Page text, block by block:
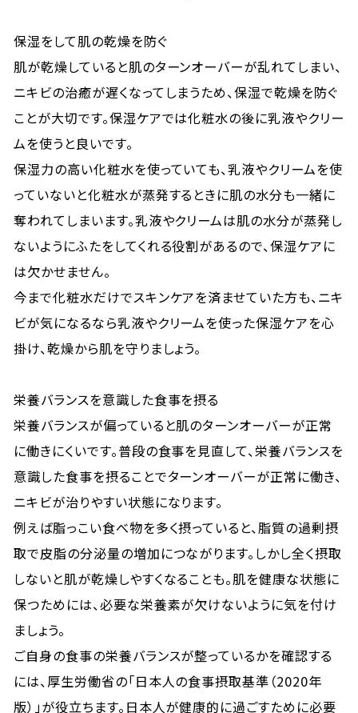
保湿をして肌の乾燥を防ぐ
肌が乾燥していると肌のターンオーバーが乱れてしまい、
ニキビの治癒が遅くなってしまうため、保湿で乾燥を防ぐ
ことが大切です。保湿ケアでは化粧水の後に乳液やクリー
ムを使うと良いです。
保湿力の高い化粧水を使っていても、乳液やクリームを使
っていないと化粧水が蒸発するときに肌の水分も一緒に
奪われてしまいます。乳液やクリームは肌の水分が蒸発し
ないようにふたをしてくれる役割があるので、保湿ケアに
は欠かせません。
今まで化粧水だけでスキンケアを済ませていた方も、ニキ
ビが気になるなら乳液やクリームを使った保湿ケアを心
掛け、乾燥から肌を守りましょう。
栄養バランスを意識した食事を摂る
栄養バランスが偏っていると肌のターンオーバーが正常
に働きにくいです。普段の食事を見直して、栄養バランスを
意識した食事を摂ることでターンオーバーが正常に働き、
ニキビが治りやすい状態になります。
例えば脂っこい食べ物を多く摂っていると、脂質の過剰摂
取で皮脂の分泌量の増加につながります。しかし全く摂取
しないと肌が乾燥しやすくなることも。肌を健康な状態に
保つためには、必要な栄養素が欠けないように気を付け
ましょう。
ご自身の食事の栄養バランスが整っているかを確認する
には、厚生労働省の「日本人の食事摂取基準（2020年
版）」が役立ちます。日本人が健康的に過ごすために必要